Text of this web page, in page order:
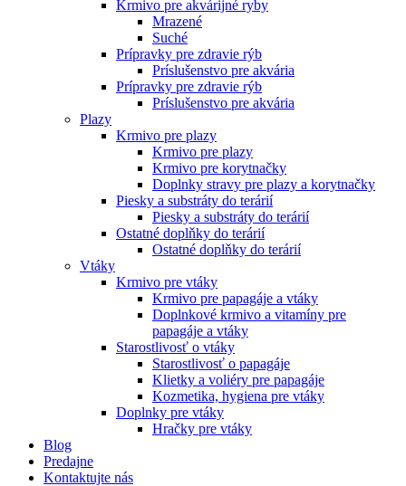
Krmivo pre akvárijné ryby
Mrazené
Suché
Prípravky pre zdravie rýb
Príslušenstvo pre akvária
Prípravky pre zdravie rýb
Príslušenstvo pre akvária
Plazy
Krmivo pre plazy
Krmivo pre plazy
Krmivo pre korytnačky
Doplnky stravy pre plazy a korytnačky
Piesky a substráty do terárií
Piesky a substráty do terárií
Ostatné doplňky do terárií
Ostatné doplňky do terárií
Vtáky
Krmivo pre vtáky
Krmivo pre papagáje a vtáky
Doplnkové krmivo a vitamíny pre
papagáje a vtáky
Starostlivosť o vtáky
Starostlivosť o papagáje
Klietky a voliéry pre papagáje
Kozmetika, hygiena pre vtáky
Doplnky pre vtáky
Hračky pre vtáky
Blog
Predajne
Kontaktujte nás